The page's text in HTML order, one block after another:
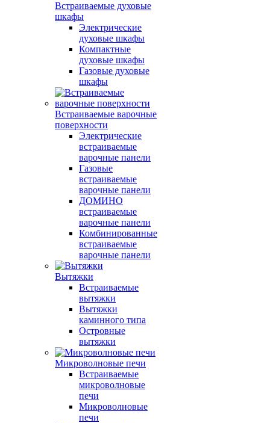
Встраиваемые духовые
шкафы
Электрические
духовые шкафы
Компактные
духовые шкафы
Газовые духовые
шкафы
Встраиваемые варочные
поверхности
Электрические
встраиваемые
варочные панели
Газовые
встраиваемые
варочные панели
ДОМИНО
встраиваемые
варочные панели
Комбинированные
встраиваемые
варочные панели
Вытяжки
Встраиваемые
вытяжки
Вытяжки
каминного типа
Островные
вытяжки
Микроволновые печи
Встраиваемые
микроволновые
печи
Микроволновые
печи